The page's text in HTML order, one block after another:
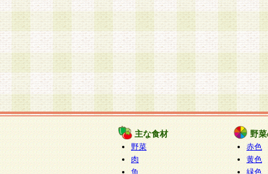
主な食材
野菜
肉
魚
野
赤色
黄色
緑色